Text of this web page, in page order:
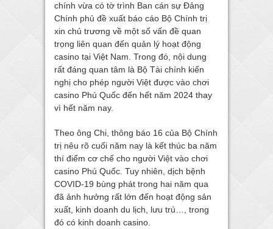
chính vừa có tờ trình Ban cán sự Đảng
Chính phủ đề xuất báo cáo Bộ Chính trị
xin chủ trương về một số vấn đề quan
trọng liên quan đến quản lý hoạt động
casino tại Việt Nam. Trong đó, nội dung
rất đáng quan tâm là Bộ Tài chính kiến
nghị cho phép người Việt được vào chơi
casino Phú Quốc đến hết năm 2024 thay
vì hết năm nay.
Theo ông Chi, thông báo 16 của Bộ Chính
trị nêu rõ cuối năm nay là kết thúc ba năm
thí điểm cơ chế cho người Việt vào chơi
casino Phú Quốc. Tuy nhiên, dịch bệnh
COVID-19 bùng phát trong hai năm qua
đã ảnh hưởng rất lớn đến hoạt động sản
xuất, kinh doanh du lịch, lưu trú…, trong
đó có kinh doanh casino.